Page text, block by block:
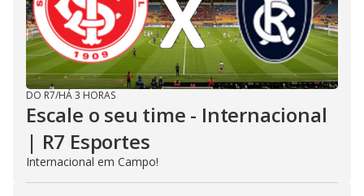
DO R7/HÁ 3 HORAS
Escale o seu time - Internacional
| R7 Esportes
Internacional em Campo!